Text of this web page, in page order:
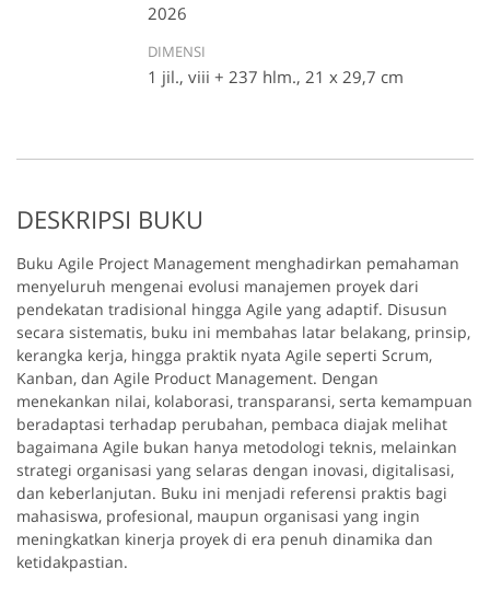
2026
DIMENSI
1 jil., viii + 237 hlm., 21 x 29,7 cm
DESKRIPSI BUKU
Buku Agile Project Management menghadirkan pemahaman
menyeluruh mengenai evolusi manajemen proyek dari
pendekatan tradisional hingga Agile yang adaptif. Disusun
secara sistematis, buku ini membahas latar belakang, prinsip,
kerangka kerja, hingga praktik nyata Agile seperti Scrum,
Kanban, dan Agile Product Management. Dengan
menekankan nilai, kolaborasi, transparansi, serta kemampuan
beradaptasi terhadap perubahan, pembaca diajak melihat
bagaimana Agile bukan hanya metodologi teknis, melainkan
strategi organisasi yang selaras dengan inovasi, digitalisasi,
dan keberlanjutan. Buku ini menjadi referensi praktis bagi
mahasiswa, profesional, maupun organisasi yang ingin
meningkatkan kinerja proyek di era penuh dinamika dan
ketidakpastian.